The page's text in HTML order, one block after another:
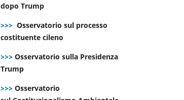
dopo Trump
>>> Osservatorio sul processo
costituente cileno
>>> Osservatorio sulla Presidenza
Trump
>>> Osservatorio